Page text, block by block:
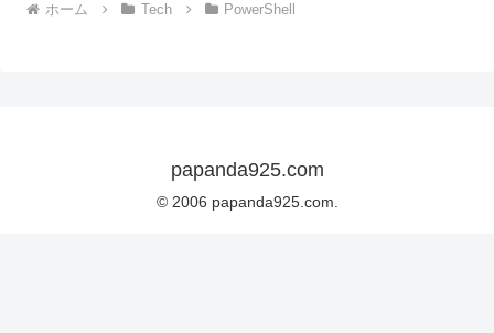
ホーム Tech PowerShell
papanda925.com
© 2006 papanda925.com.